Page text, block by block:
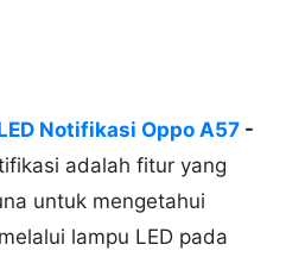
Notifikasi Oppo A57 -
adalah fitur yang
untuk mengetahui
lampu LED pada